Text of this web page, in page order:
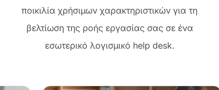
ποικιλία χρήσιμων χαρακτηριστικών για τη
βελτίωση της ροής εργασίας σας σε ένα
εσωτερικό λογισμικό help desk.